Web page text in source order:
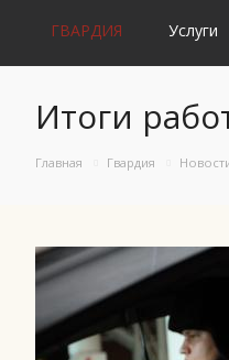
ГВАРДИЯ Услуги
Итоги
Главная Гвардия